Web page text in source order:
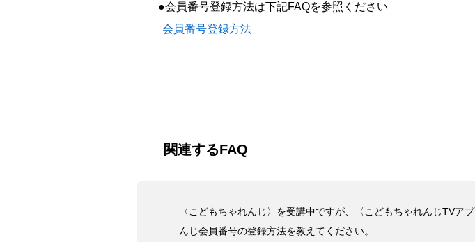
●会員番号登録方法は下記FAQを参照ください
会員番号登録方法
関連するFAQ
〈こどもちゃれんじ〉を受講中ですが、〈こどもちゃれんじTV
んじ会員番号の登録方法を教えてください。